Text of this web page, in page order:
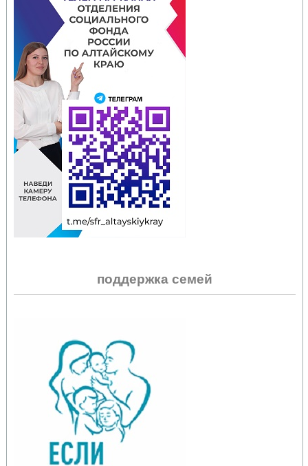
поддержка семей